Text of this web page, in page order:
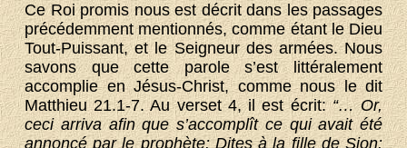
Ce Roi promis nous est décrit dans les passages
précédemment mentionnés, comme étant le Dieu
Tout-Puissant, et le Seigneur des armées. Nous
savons que cette parole s’est littéralement
accomplie en Jésus-Christ, comme nous le dit
Matthieu 21.1-7. Au verset 4, il est écrit:“… Or,
ceci arriva afin que s’accomplît ce qui avait été
annoncé par le prophète: Dites à la fille de Sion: